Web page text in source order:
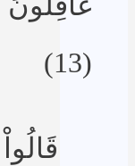
(13)
قَالُواْ